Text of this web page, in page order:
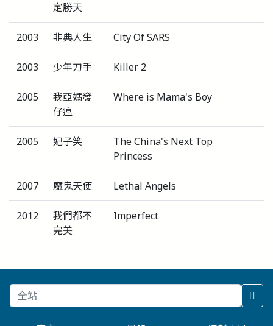
定勝天
2003 非典人生 City Of SARS
2003 少年刀手 Killer 2
2005
我亞媽發
仔瘟
Where is Mama's Boy
2005 妃子笑
The China's Next Top
Princess
2007 魔鬼天使 Lethal Angels
2012
我們都不
完美
Imperfect